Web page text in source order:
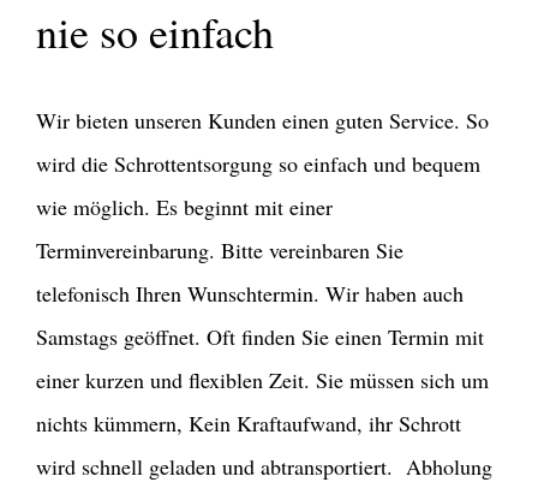
nie so einfach
Wir bieten unseren Kunden einen guten Service. So
wird die Schrottentsorgung so einfach und bequem
wie möglich. Es beginnt mit einer
Terminvereinbarung. Bitte vereinbaren Sie
telefonisch Ihren Wunschtermin. Wir haben auch
Samstags geöffnet. Oft finden Sie einen Termin mit
einer kurzen und flexiblen Zeit. Sie müssen sich um
nichts kümmern, Kein Kraftaufwand, ihr Schrott
wird schnell geladen und abtransportiert. Abholung